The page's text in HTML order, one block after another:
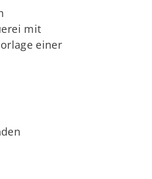
mit
einer